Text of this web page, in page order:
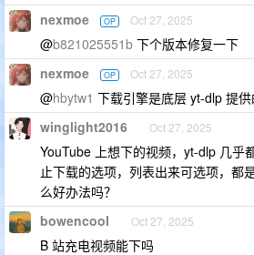
nexmoe OP Oct 27, 2025
@b821025551b 下个版本修复一下
nexmoe OP Oct 27, 2025
@hbytw1 下载引擎是底层 yt-dlp 提
winglight2016 Oct 27, 2025
YouTube 上想下的视频，yt-dlp 几乎
止下载的选项，列表出来可选项，都
么好办法吗？
bowencool Oct 27, 2025
B 站充电视频能下吗